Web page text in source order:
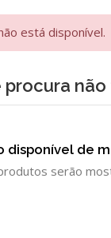
está disponível.
procura
disponível de
serão